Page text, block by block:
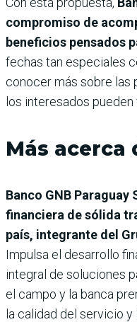
compromiso de
beneficios pensados
fechas tan especiales
conocer más sobre las
los interesados
Más acerca
Banco GNB Paraguay
financiera de sólida
país, integrante del
Impulsa el desarrollo
integral de soluciones
el campo y la banca
la calidad del servicio y